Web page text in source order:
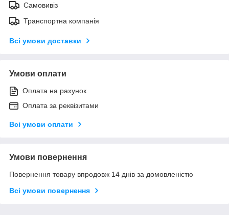
Самовивіз
Транспортна компанія
Всі умови доставки
Умови оплати
Оплата на рахунок
Оплата за реквізитами
Всі умови оплати
Умови повернення
Повернення товару впродовж 14 днів за домовленістю
Всі умови повернення